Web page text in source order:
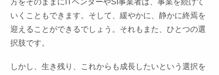
いくこともできます。そして、緩やかに、静かに終焉を
迎えることができるでしょう。それもまた、ひとつの選
択肢です。
しかし、生き残り、これからも成長したいという選択を